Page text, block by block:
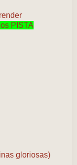
PISTA
gloriosas)